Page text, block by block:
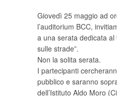
Giovedì 25 maggio ad
l’auditorium BCC,
a una serata dedicata al
sulle strade”.
Non la solita serata.
I partecipanti
pubblico e saranno
dell’Istituto Aldo Moro